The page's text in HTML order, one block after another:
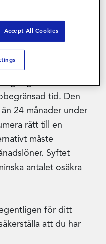
advokatbyrå.
nya regler i
En viktig
tid. Den
24 månader under
rätt till en
måste
Syftet
antalet osäkra
för ditt
att du har
Accept All Cookies